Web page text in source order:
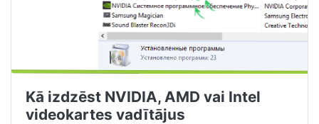
Kā izdzēst NVIDIA, AMD vai Intel
videokartes vadītājus